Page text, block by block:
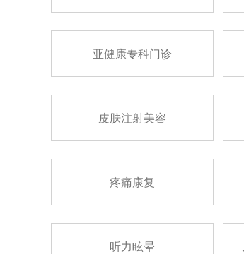
亚健康专科门诊
皮肤注射美容
疼痛康复
听力眩晕